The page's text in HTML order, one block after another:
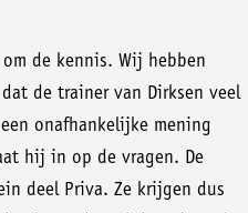
de kennis. Wij hebben
de trainer van Dirksen veel
onafhankelijke mening
hij in op de vragen. De
deel Priva. Ze krijgen dus